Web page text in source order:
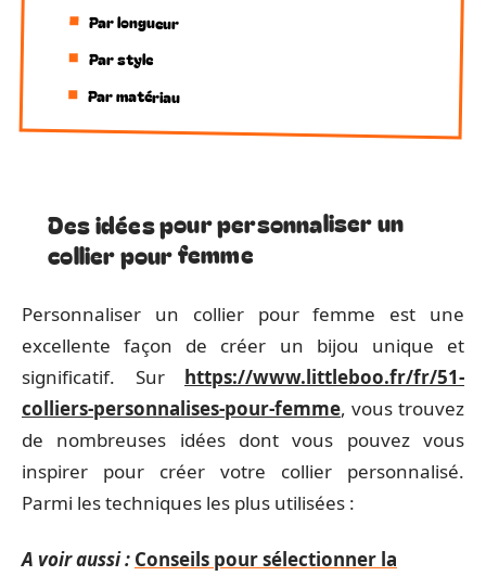
Par longueur
Par style
Par matériau
Des idées pour personnaliser un
collier pour femme
Personnaliser un collier pour femme est une
excellente façon de créer un bijou unique et
significatif. Sur https://www.littleboo.fr/fr/51-
colliers-personnalises-pour-femme, vous trouvez
de nombreuses idées dont vous pouvez vous
inspirer pour créer votre collier personnalisé.
Parmi les techniques les plus utilisées :
A voir aussi : Conseils pour sélectionner la